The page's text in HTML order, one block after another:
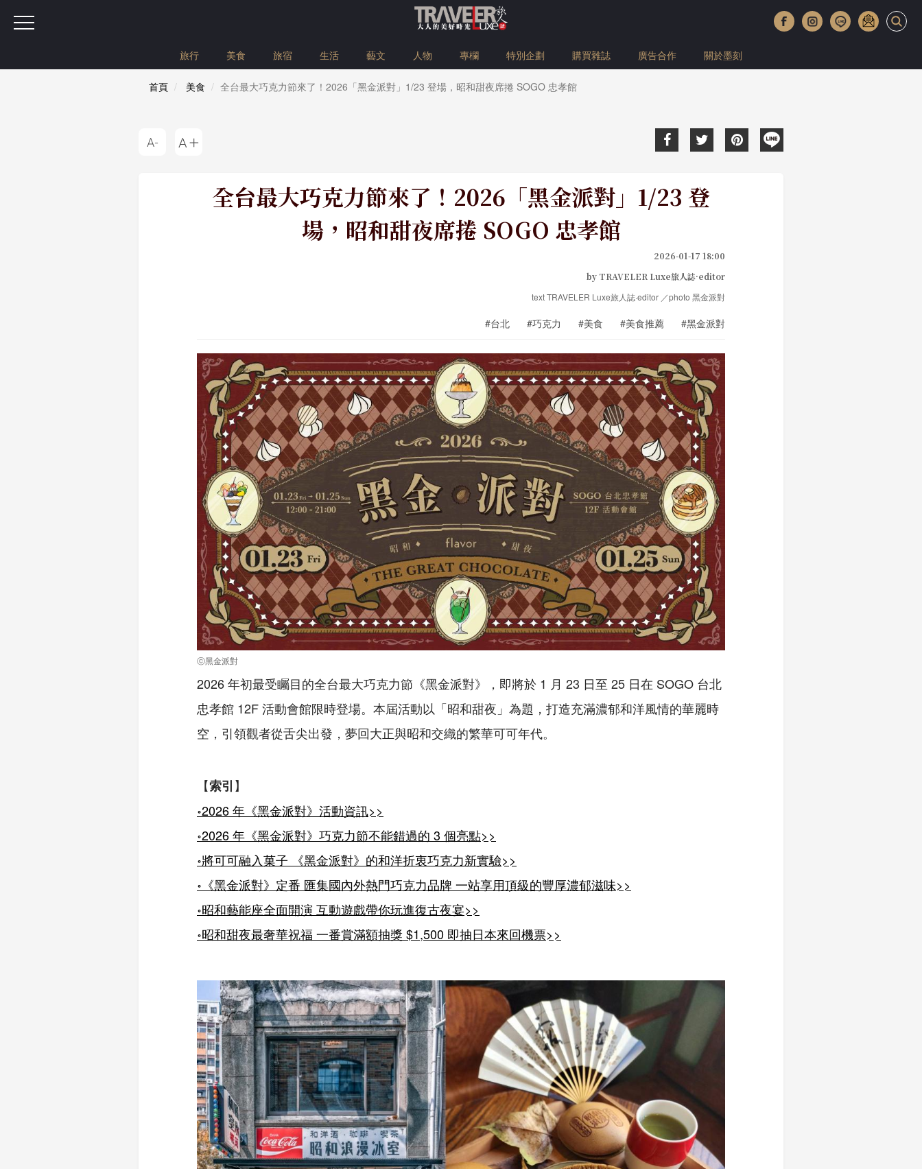
旅行 美食 旅宿 生活 藝文 人物 專欄 特別企劃 購買雜誌 廣告合作 關於墨刻
首頁 美食 全台最大巧克力節來了！2026「黑金派對」1/23 登場，昭和甜夜席捲 SOGO 忠孝館
全台最大巧克力節來了！2026「黑金派對」1/23 登
場，昭和甜夜席捲 SOGO 忠孝館
2026-01-17 18:00
by TRAVELER Luxe旅人誌·editor
text TRAVELER Luxe旅人誌·editor ／photo 黑金派對
#台北 #巧克力 #美食 #美食推薦 #黑金派對
ⓒ黑金派對
2026 年初最受矚目的全台最大巧克力節《黑金派對》，即將於 1 月 23 日至 25 日在 SOGO 台北
忠孝館 12F 活動會館限時登場。本屆活動以「昭和甜夜」為題，打造充滿濃郁和洋風情的華麗時
空，引領觀者從舌尖出發，夢回大正與昭和交織的繁華可可年代。
【索引】
॰2026 年《黑金派對》活動資訊>>
॰2026 年《黑金派對》巧克力節不能錯過的 3 個亮點>>
॰將可可融入菓子 《黑金派對》的和洋折衷巧克力新實驗>>
॰ 《黑金派對》定番 匯集國內外熱門巧克力品牌 一站享用頂級的豐厚濃郁滋味>>
॰昭和藝能座全面開演 互動遊戲帶你玩進復古夜宴>>
॰昭和甜夜最奢華祝福 一番賞滿額抽獎 $1,500 即抽日本來回機票>>